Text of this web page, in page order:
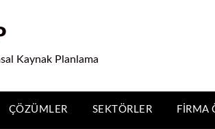
Kaynak Planlama
ÇÖZÜMLER SEKTÖRLER FIRMA